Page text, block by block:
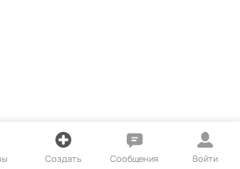
Создать Сообщения Войти